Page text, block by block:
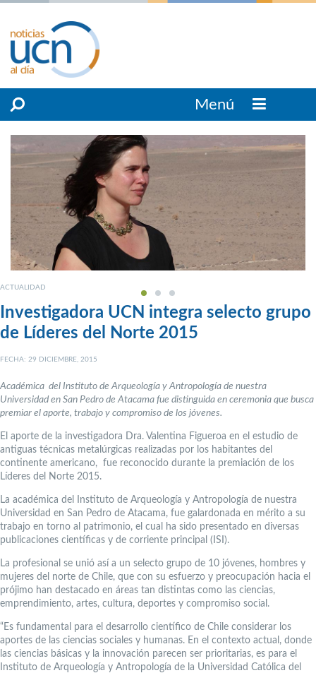
Menú
ACTUALIDAD
Investigadora UCN integra selecto grupo
de Líderes del Norte 2015
FECHA: 29 DICIEMBRE, 2015
Académica del Instituto de Arqueología y Antropología de nuestra
Universidad en San Pedro de Atacama fue distinguida en ceremonia que busca
premiar el aporte, trabajo y compromiso de los jóvenes.
El aporte de la investigadora Dra. Valentina Figueroa en el estudio de
antiguas técnicas metalúrgicas realizadas por los habitantes del
continente americano, fue reconocido durante la premiación de los
Líderes del Norte 2015.
La académica del Instituto de Arqueología y Antropología de nuestra
Universidad en San Pedro de Atacama, fue galardonada en mérito a su
trabajo en torno al patrimonio, el cual ha sido presentado en diversas
publicaciones científicas y de corriente principal (ISI).
La profesional se unió así a un selecto grupo de 10 jóvenes, hombres y
mujeres del norte de Chile, que con su esfuerzo y preocupación hacia el
prójimo han destacado en áreas tan distintas como las ciencias,
emprendimiento, artes, cultura, deportes y compromiso social.
“Es fundamental para el desarrollo científico de Chile considerar los
aportes de las ciencias sociales y humanas. En el contexto actual, donde
las ciencias básicas y la innovación parecen ser prioritarias, es para el
Instituto de Arqueología y Antropología de la Universidad Católica del